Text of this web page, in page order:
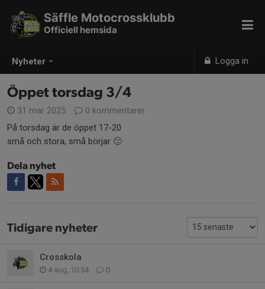
Nyheter Logga in
Säffle Motocrossklubb
Officiell hemsida
Öppet torsdag 3/4
31 mar 2025
0 kommentarer
På torsdag är de öppet 17-20
små och stora, små börjar 🙂
Dela nyhet
Tidigare nyheter
Crosskola
4 aug, 10:54 0